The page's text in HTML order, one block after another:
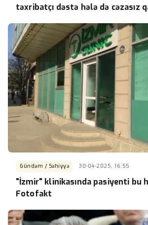
təxribatçı dəstə hələ də cəzasız
Gündəm / Səhiyyə 30-04-2025, 16:55
"İzmir" klinikasında pasiyenti bu
Fotofakt